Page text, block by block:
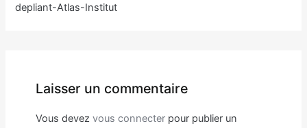
depliant-Atlas-Institut
Laisser un commentaire
Vous devez vous connecterpour publier un